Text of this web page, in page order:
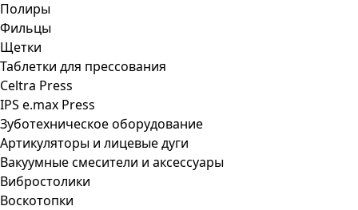
Полиры
Фильцы
Щетки
Таблетки для прессования
Celtra Press
IPS e.max Press
Зуботехническое оборудование
Артикуляторы и лицевые дуги
Вакуумные смесители и аксессуары
Вибростолики
Воскотопки